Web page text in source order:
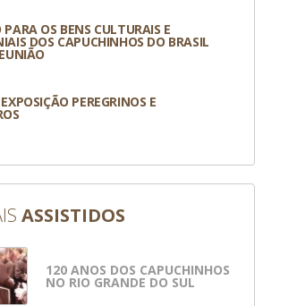
PARA OS BENS CULTURAIS E
DOS CAPUCHINHOS DO BRASIL
PEREGRINOS E
ASSISTIDOS
120 ANOS DOS CAPUCHINHOS
NO RIO GRANDE DO SUL